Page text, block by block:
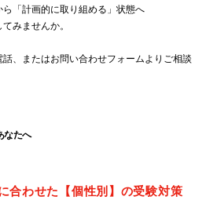
ら「計画的に取り組める」状態へ
みませんか。
、またはお問い合わせフォームよりご相談
なたへ
合わせた【個性別】の受験対策